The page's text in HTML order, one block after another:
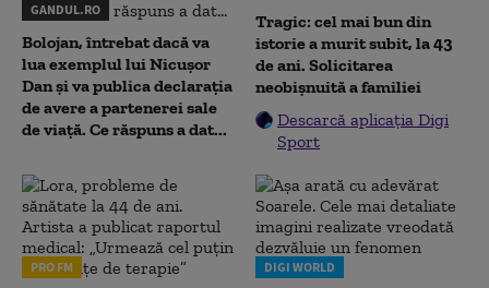
GANDUL.RO
Bolojan, întrebat dacă va
lua exemplul lui Nicușor
Dan și va publica declarația
de avere a partenerei sale
de viață. Ce răspuns a dat...
Tragic: cel mai bun din
istorie a murit subit, la 43
de ani. Solicitarea
neobișnuită a familiei
Descarcă aplicația Digi
Sport
PRO FM DIGI WORLD